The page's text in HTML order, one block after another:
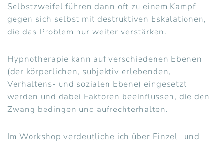
Selbstzweifel führen dann oft zu einem Kampf
gegen sich selbst mit destruktiven Eskalationen,
die das Problem nur weiter verstärken.
Hypnotherapie kann auf verschiedenen Ebenen
(der körperlichen, subjektiv erlebenden,
Verhaltens- und sozialen Ebene) eingesetzt
werden und dabei Faktoren beeinflussen, die den
Zwang bedingen und aufrechterhalten.
Im Workshop verdeutliche ich über Einzel- und